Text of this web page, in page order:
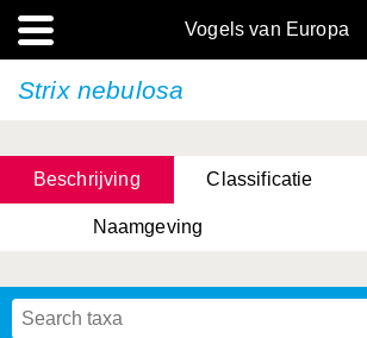
Vogels van Europa
Strix nebulosa
Beschrijving Classificatie
Naamgeving